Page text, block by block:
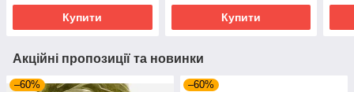
Купити Купити
Акційні пропозиції та новинки
–60% –60%